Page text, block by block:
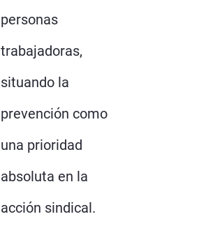
personas
trabajadoras,
situando la
prevención como
una prioridad
absoluta en la
acción sindical.